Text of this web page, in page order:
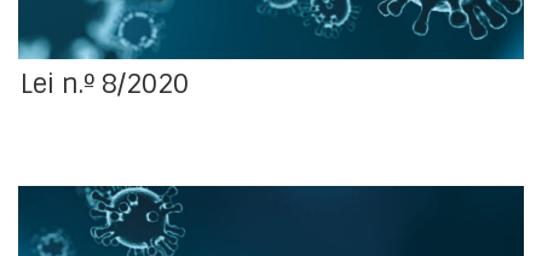
Lei n.º 8/2020